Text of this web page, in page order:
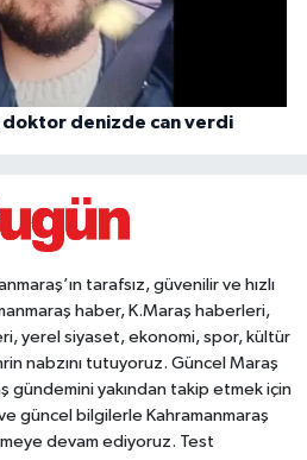
doktor denizde can verdi
tarafsız, güvenilir ve hızlı
haber, K.Maraş haberleri,
yerel siyaset, ekonomi, spor, kültür
nabzını tutuyoruz. Güncel Maraş
gündemini yakından takip etmek için
güncel bilgilerle Kahramanmaraş
devam ediyoruz. Test